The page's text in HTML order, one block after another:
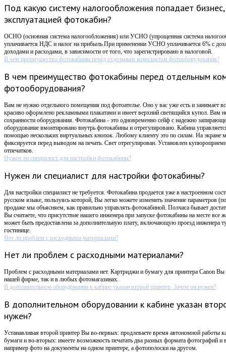
Под какую систему налогообложения попадает
эксплуатацией фотокабин?
ОСНО (основная система налогообложения) или УСНО (упрощенная система
уплачивается НДС и налог на прибыль.При применении УСНО уплачивается 6% с
доходами и расходами, в зависимости от того, что зарегистрировано в налоговой.
В чем преимущество фотокабины перед отдельным комплектом фотооборудования?
В чем преимущество фотокабины перед отдельным
фотооборудования?
Вам не нужно отдельного помещения под фотоателье. Оно у вас уже есть и занимает
красиво оформлено рекламными плакатами и имеет верхний светящийся купол. Вам
сохранности оборудования. Фотокабина - это одновременно сейф с надежно
оборудование вмонтировано внутрь фотокабины и отрегулировано. Кабина
помощью нескольких виртуальных кнопок. Любому клиенту это по силам. На экране
фиксируется перед выводом на печать. Свет отрегулирован. Установлен
отпечатков.
Нужен ли специалист для настройки фотокабины?
Нужен ли специалист для настройки фотокабины?
Для настройки специалист не требуется. Фотокабина продается уже в настроенном
русском языке, пользуясь которой, Вы легко можете изменить значение параметров
продаже мы объясняем, как правильно управлять фотокабиной. Полчаса бывает
Вы считаете, что присутствие нашего инженера при запуске фотокабины на месте все
может быть предоставлена за дополнительную плату, включающую проезд инженера
гостинице.
Нет ли проблем с расходными материалами?
Нет ли проблем с расходными материалами?
Проблем с расходными материалами нет. Картриджи и бумагу для принтера Canon Вы
нашей фирме, так и в любых фотомагазинах.
В дополнительном оборудовании к кабине указан второй принтер. Зачем он нужен?
В дополнительном оборудовании к кабине указан
нужен?
Устанавливая второй принтер Вы во-первых: продлеваете время автономной работы
бумаги и во-вторых: имеете возможность печатать два разных формата фотографий и
например фото на документы на одном принтере, а фотополоски на другом.